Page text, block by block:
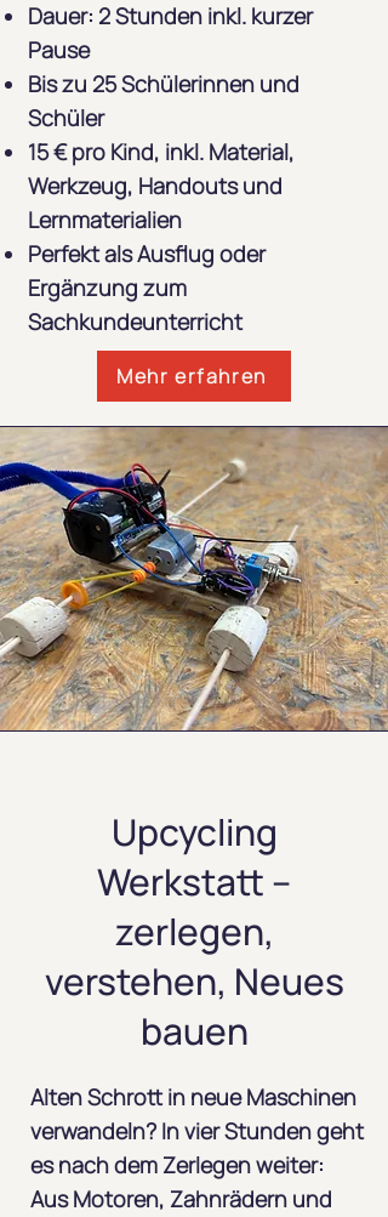
Dauer: 2 Stunden inkl. kurzer
Pause
Bis zu 25 Schülerinnen und
Schüler
15 € pro Kind, inkl. Material,
Werkzeug, Handouts und
Lernmaterialien
Perfekt als Ausflug oder
Ergänzung zum
Sachkundeunterricht
Mehr erfahren
Upcycling
Werkstatt –
zerlegen,
verstehen, Neues
bauen
Alten Schrott in neue Maschinen
verwandeln? In vier Stunden geht
es nach dem Zerlegen weiter:
Aus Motoren, Zahnrädern und